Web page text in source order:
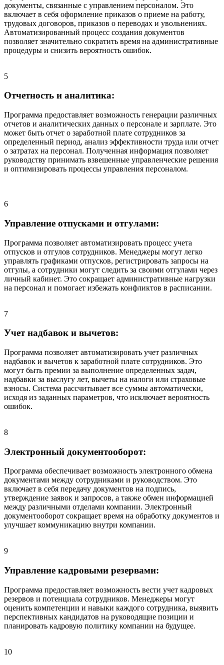
документы, связанные с управлением персоналом. Это
включает в себя оформление приказов о приеме на работу,
трудовых договоров, приказов о переводах и увольнениях.
Автоматизированный процесс создания документов
позволяет значительно сократить время на административные
процедуры и снизить вероятность ошибок.
5
Отчетность и аналитика:
Программа предоставляет возможность генерации различных
отчетов и аналитических данных о персонале и зарплате. Это
может быть отчет о заработной плате сотрудников за
определенный период, анализ эффективности труда или отчет
о затратах на персонал. Полученная информация позволяет
руководству принимать взвешенные управленческие решения
и оптимизировать процессы управления персоналом.
6
Управление отпусками и отгулами:
Программа позволяет автоматизировать процесс учета
отпусков и отгулов сотрудников. Менеджеры могут легко
управлять графиками отпусков, регистрировать запросы на
отгулы, а сотрудники могут следить за своими отгулами через
личный кабинет. Это сокращает административные нагрузки
на персонал и помогает избежать конфликтов в расписании.
7
Учет надбавок и вычетов:
Программа позволяет автоматизировать учет различных
надбавок и вычетов к заработной плате сотрудников. Это
могут быть премии за выполнение определенных задач,
надбавки за выслугу лет, вычеты на налоги или страховые
взносы. Система рассчитывает все суммы автоматически,
исходя из заданных параметров, что исключает вероятность
ошибок.
8
Электронный документооборот:
Программа обеспечивает возможность электронного обмена
документами между сотрудниками и руководством. Это
включает в себя передачу документов на подпись,
утверждение заявок и запросов, а также обмен информацией
между различными отделами компании. Электронный
документооборот сокращает время на обработку документов и
улучшает коммуникацию внутри компании.
9
Управление кадровыми резервами:
Программа предоставляет возможность вести учет кадровых
резервов и потенциала сотрудников. Менеджеры могут
оценить компетенции и навыки каждого сотрудника, выявить
перспективных кандидатов на руководящие позиции и
планировать кадровую политику компании на будущее.
10